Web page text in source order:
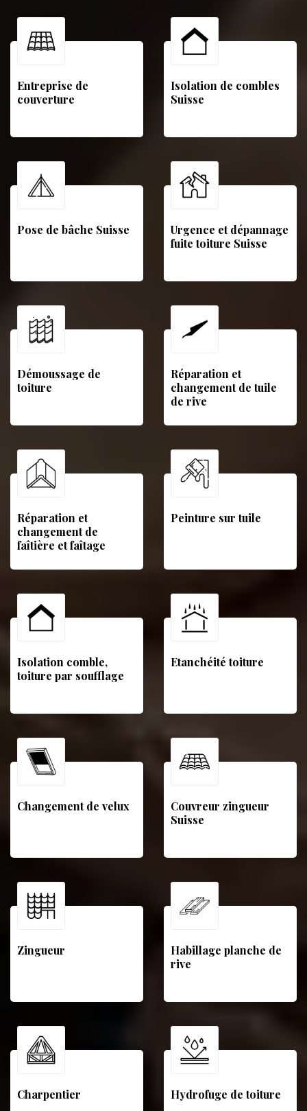
Entreprise de
couverture
Isolation de combles
Suisse
Pose de bâche Suisse
Urgence et dépannage
fuite toiture Suisse
Démoussage de
toiture
Réparation et
changement de tuile
de rive
Réparation et
changement de
faîtière et faîtage
Peinture sur tuile
Isolation comble,
toiture par soufflage
Etanchéité toiture
Changement de velux
Couvreur zingueur
Suisse
Zingueur
Habillage planche de
rive
Charpentier Hydrofuge de toiture